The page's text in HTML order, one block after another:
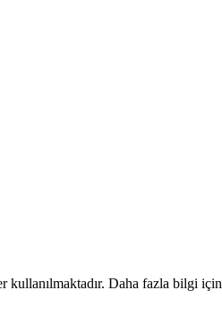
kullanılmaktadır. Daha fazla bilgi için